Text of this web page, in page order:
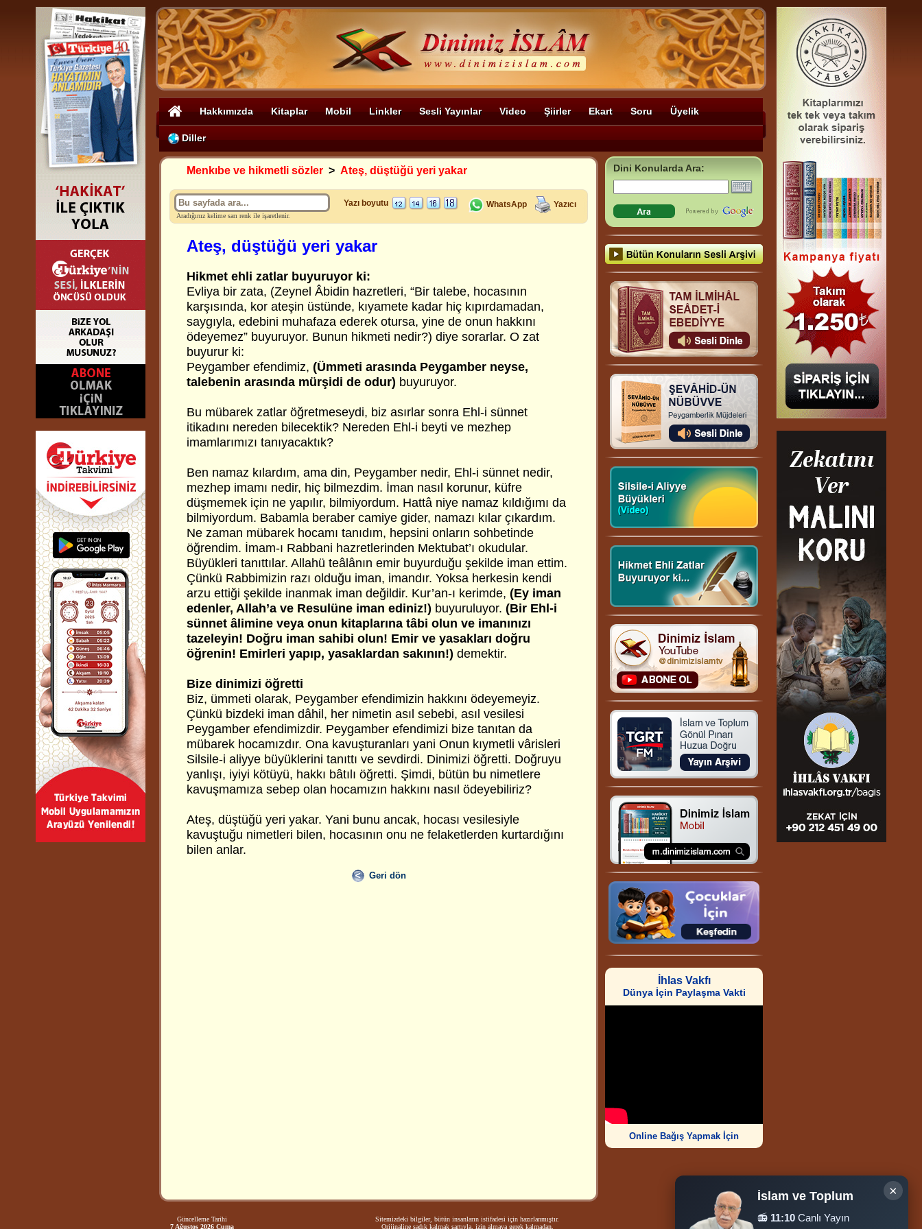
Hakkımızda Kitaplar Mobil Linkler Sesli Yayınlar Video Şiirler Ekart Soru Üyelik
Diller
Menkıbe ve hikmetli sözler > Ateş, düştüğü yeri yakar
Aradığınız kelime sarı renk ile işaretlenir.
Yazı boyutu WhatsApp Yazıcı
Ateş, düştüğü yeri yakar
Hikmet ehli zatlar buyuruyor ki:
Evliya bir zata, (Zeynel Âbidin hazretleri, “Bir talebe, hocasının
karşısında, kor ateşin üstünde, kıyamete kadar hiç kıpırdamadan,
saygıyla, edebini muhafaza ederek otursa, yine de onun hakkını
ödeyemez” buyuruyor. Bunun hikmeti nedir?) diye sorarlar. O zat
buyurur ki:
Peygamber efendimiz, (Ümmeti arasında Peygamber neyse,
talebenin arasında mürşidi de odur) buyuruyor.
Bu mübarek zatlar öğretmeseydi, biz asırlar sonra Ehl-i sünnet
itikadını nereden bilecektik? Nereden Ehl-i beyti ve mezhep
imamlarımızı tanıyacaktık?
Ben namaz kılardım, ama din, Peygamber nedir, Ehl-i sünnet nedir,
mezhep imamı nedir, hiç bilmezdim. İman nasıl korunur, küfre
düşmemek için ne yapılır, bilmiyordum. Hattâ niye namaz kıldığımı da
bilmiyordum. Babamla beraber camiye gider, namazı kılar çıkardım.
Ne zaman mübarek hocamı tanıdım, hepsini onların sohbetinde
öğrendim. İmam-ı Rabbani hazretlerinden Mektubat’ı okudular.
Büyükleri tanıttılar. Allahü teâlânın emir buyurduğu şekilde iman ettim.
Çünkü Rabbimizin razı olduğu iman, imandır. Yoksa herkesin kendi
arzu ettiği şekilde inanmak iman değildir. Kur’an-ı kerimde, (Ey iman
edenler, Allah’a ve Resulüne iman ediniz!) buyuruluyor. (Bir Ehl-i
sünnet âlimine veya onun kitaplarına tâbi olun ve imanınızı
tazeleyin! Doğru iman sahibi olun! Emir ve yasakları doğru
öğrenin! Emirleri yapıp, yasaklardan sakının!) demektir.
Bize dinimizi öğretti
Biz, ümmeti olarak, Peygamber efendimizin hakkını ödeyemeyiz.
Çünkü bizdeki iman dâhil, her nimetin asıl sebebi, asıl vesilesi
Peygamber efendimizdir. Peygamber efendimizi bize tanıtan da
mübarek hocamızdır. Ona kavuşturanları yani Onun kıymetli vârisleri
Silsile-i aliyye büyüklerini tanıttı ve sevdirdi. Dinimizi öğretti. Doğruyu
yanlışı, iyiyi kötüyü, hakkı bâtılı öğretti. Şimdi, bütün bu nimetlere
kavuşmamıza sebep olan hocamızın hakkını nasıl ödeyebiliriz?
Ateş, düştüğü yeri yakar. Yani bunu ancak, hocası vesilesiyle
kavuştuğu nimetleri bilen, hocasının onu ne felaketlerden kurtardığını
bilen anlar.
Geri dön
Dini Konularda Ara:
İhlas Vakfı
Dünya İçin Paylaşma Vakti
Online Bağış Yapmak İçin
Güncelleme Tarihi
7 Ağustos 2026 Cuma
Sitemizdeki bilgiler, bütün insanların istifadesi için hazırlanmıştır.
Orijinaline sadık kalmak şartıyla, izin almaya gerek kalmadan,
Ziyaretçi Sayısı
252.008.857
×
İslam ve Toplum
📻 11:10 Canlı Yayın